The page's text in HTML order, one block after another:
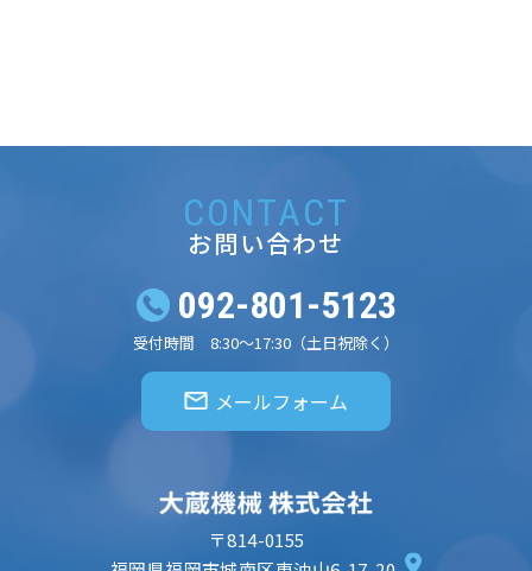
CONTACT
お問い合わせ
092-801-5123
受付時間 8:30～17:30（土日祝除く）
メールフォーム
〒814-0155